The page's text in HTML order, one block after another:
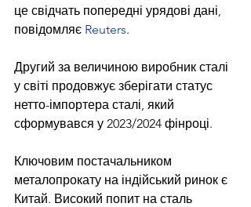
це свідчать попередні урядові дані,
повідомляє Reuters.
Другий за величиною виробник сталі
у світі продовжує зберігати статус
нетто-імпортера сталі, який
сформувався у 2023/2024 фінроці.
Ключовим постачальником
металопрокату на індійський ринок є
Китай. Високий попит на сталь